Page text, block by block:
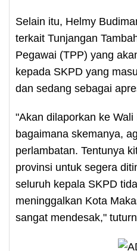
Selain itu, Helmy
terkait Tunjangan
Pegawai (TPP) yang
kepada SKPD yang
dan sedang sebagai
"Akan dilaporkan ke Wali
bagaimana skemanya,
perlambatan. Tentunya
provinsi untuk segera
seluruh kepala SKPD
meninggalkan Kota
sangat mendesak,"